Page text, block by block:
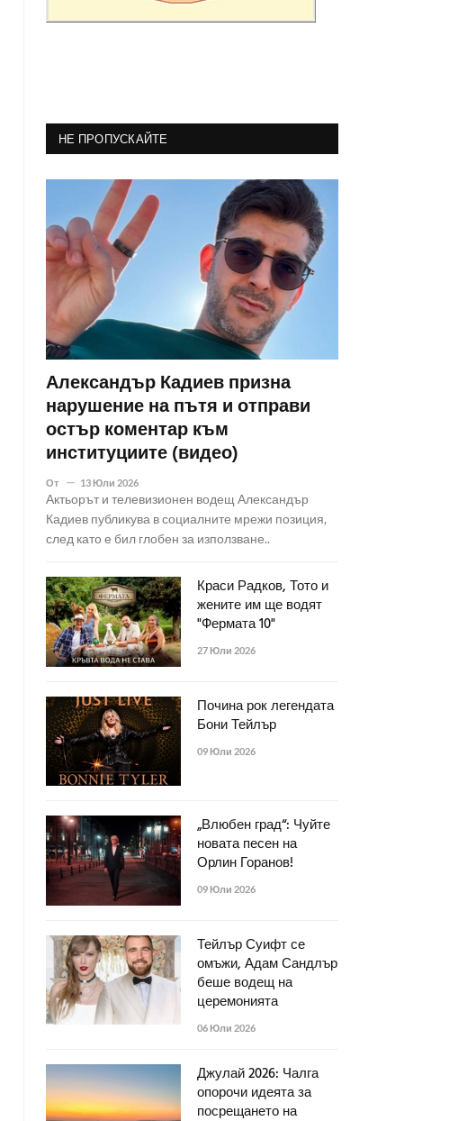
НЕ ПРОПУСКАЙТЕ
Александър Кадиев призна
нарушение на пътя и отправи
остър коментар към
институциите (видео)
От 13 Юли 2026
Актьорът и телевизионен водещ Александър
Кадиев публикува в социалните мрежи позиция,
след като е бил глобен за използване..
Краси Радков, Тото и
жените им ще водят
"Фермата 10"
27 Юли 2026
Почина рок легендата
Бони Тейлър
09 Юли 2026
„Влюбен град“: Чуйте
новата песен на
Орлин Горанов!
09 Юли 2026
Тейлър Суифт се
омъжи, Адам Сандлър
беше водещ на
церемонията
06 Юли 2026
Джулай 2026: Чалга
опорочи идеята за
посрещането на